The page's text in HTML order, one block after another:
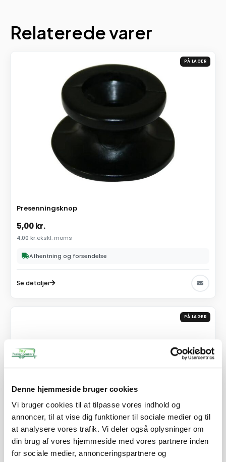
Denne hjemmeside bruger cookies
Vi bruger cookies til at tilpasse vores indhold og
annoncer, til at vise dig funktioner til sociale medier og til
at analysere vores trafik. Vi deler også oplysninger om
din brug af vores hjemmeside med vores partnere inden
for sociale medier, annonceringspartnere og
Relaterede varer
PÅ LAGER
Presenningsknop
5,00kr.
4,00 kr.ekskl. moms
Afhentning og forsendelse
Se detaljer
PÅ LAGER